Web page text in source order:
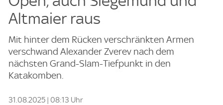
Altmaier raus
Mit hinter dem Rücken verschränkten Armen
verschwand Alexander Zverev nach dem
nächsten Grand-Slam-Tiefpunkt in den
Katakomben.
31.08.2025 | 08:13 Uhr